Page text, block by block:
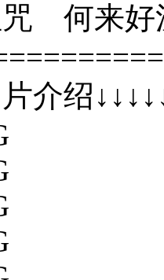
咒 何来
介绍